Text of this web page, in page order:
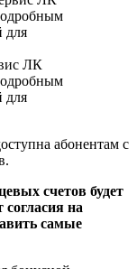
ЛК
для
абонентам с
счетов будет
на
самые